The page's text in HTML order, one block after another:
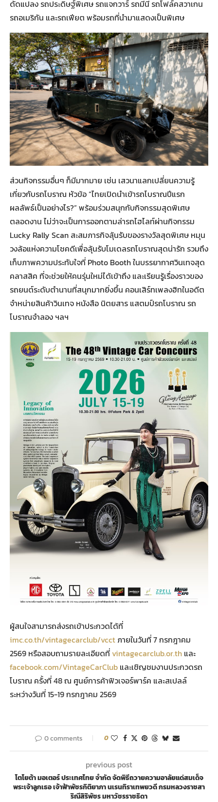
ดัดแปลง รถประดิษฐ์พิเศษ รถแจกวาร์ รถมีนี รถโฟล์คสวาเกน
รถอเมริกัน และรถเฟียต พร้อมรถที่นำมาแสดงเป็นพิเศษ
ส่วนกิจกรรมอื่นๆ ก็มีมากมาย เช่น เสวนาแลกเปลี่ยนความรู้
เกี่ยวกับรถโบราณ หัวข้อ “ไทยเปิดนำเข้ารถโบราณปีแรก
ผลลัพธ์เป็นอย่างไร?” พร้อมร่วมสนุกกับกิจกรรมสุดพิเศษ
ตลอดงาน ไม่ว่าจะเป็นการออกตามล่ารถไฮไลท์ผ่านกิจกรรม
Lucky Rally Scan สะสมภารกิจลุ้นรับของรางวัลสุดพิเศษ หมุน
วงล้อแห่งความโชคดีเพื่อลุ้นรับโมเดลรถโบราณสุดน่ารัก รวมถึง
เก็บภาพความประทับใจที่ Photo Booth ในบรรยากาศวินเทจสุด
คลาสสิค ที่จะช่วยให้คนรุ่นใหม่ได้เข้าถึง และเรียนรู้เรื่องราวของ
รถยนต์ระดับตำนานที่สนุกมากยิ่งขึ้น คอนเสิร์ทเพลงฮิทในอดีต
จำหน่ายสินค้าวินเทจ หนังสือ นิตยสาร แสตมป์รถโบราณ รถ
โบราณจำลอง ฯลฯ
ผู้สนใจสามารถส่งรถเข้าประกวดได้ที่
imc.co.th/vintagecarclub/vcct ภายในวันที่ 7 กรกฎาคม
2569 หรือสอบถามรายละเอียดที่ vintagecarclub.or.th และ
facebook.com/VintageCarClub และเชิญชมงานประกวดรถ
โบราณ ครั้งที่ 48 ณ ศูนย์การค้าฟิวเจอร์พาร์ค และสเปลล์
ระหว่างวันที่ 15-19 กรกฎาคม 2569
0 comments 0
previous post
โตโยต้า มอเตอร์ ประเทศไทย จำกัด จัดพิธีถวายความอาลัยแด่สมเด็จ
พระเจ้าลูกเธอ เจ้าฟ้าพัชรกิติยาภา นเรนทิราเทพยวดี กรมหลวงราชสา
ริณีสิริพัชร มหาวัชรราชธิดา